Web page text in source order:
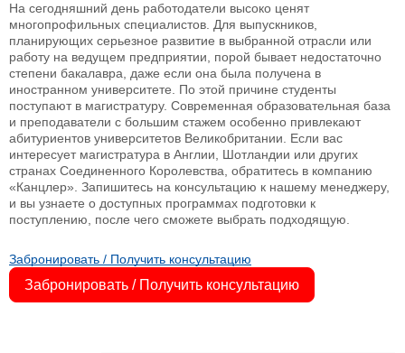
На сегодняшний день работодатели высоко ценят
многопрофильных специалистов. Для выпускников,
планирующих серьезное развитие в выбранной отрасли или
работу на ведущем предприятии, порой бывает недостаточно
степени бакалавра, даже если она была получена в
иностранном университете. По этой причине студенты
поступают в магистратуру. Современная образовательная база
и преподаватели с большим стажем особенно привлекают
абитуриентов университетов Великобритании. Если вас
интересует магистратура в Англии, Шотландии или других
странах Соединенного Королевства, обратитесь в компанию
«Канцлер». Запишитесь на консультацию к нашему менеджеру,
и вы узнаете о доступных программах подготовки к
поступлению, после чего сможете выбрать подходящую.
Забронировать / Получить консультацию
Забронировать / Получить консультацию